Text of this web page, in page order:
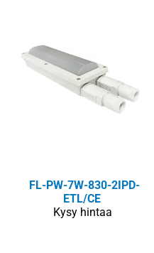
FL-PW-7W-830-2IPD-
ETL/CE
Kysy hintaa